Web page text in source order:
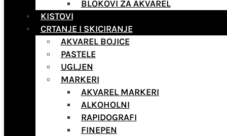
BLOKOVI ZA AKVAREL
KISTOVI
CRTANJE I SKICIRANJE
AKVAREL BOJICE
PASTELE
UGLJEN
MARKERI
AKVAREL MARKERI
ALKOHOLNI
RAPIDOGRAFI
FINEPEN